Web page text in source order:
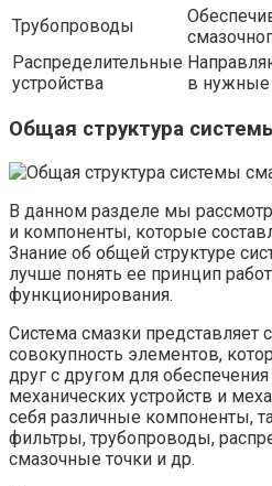
Трубопроводы
Распределительные
устройства
в нужные
Общая структура
В данном разделе мы
и компоненты, которые
Знание об общей структуре
лучше понять ее принцип
функционирования.
Система смазки представляет
совокупность элементов,
друг с другом для
механических устройств и
себя различные компоненты,
фильтры, трубопроводы,
смазочные точки и др.